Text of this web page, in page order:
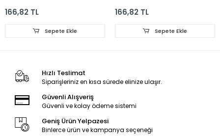
IP65 Modül
166,82 TL
Sepete Ekle
IP65 Modül
166,82 TL
Sepete Ekle
Hızlı Teslimat
Siparişleriniz en kısa sürede elinize ulaşır.
Güvenli Alışveriş
Güvenli ve kolay ödeme sistemi
Geniş Ürün Yelpazesi
Binlerce ürün ve kampanya seçeneği